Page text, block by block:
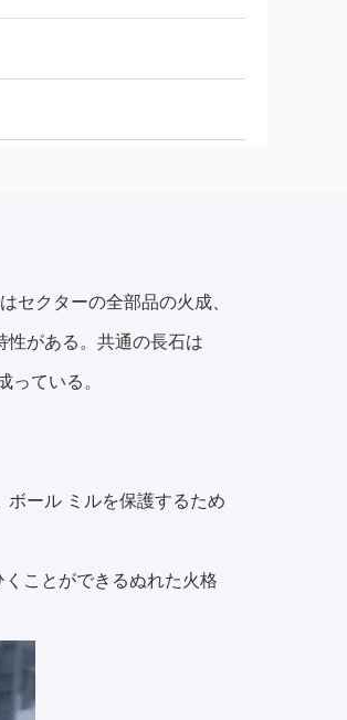
セクターの全部品の火成、
性がある。共通の長石は
ている。
ール ミルを保護するため
ことができるぬれた火格